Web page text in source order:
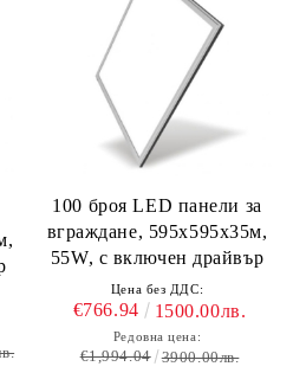
100 броя LED панели за
вграждане, 595х595х35м,
55W, с включен драйвър
Цена без ДДС:
€766.94 1500.00лв.
Редовна цена:
€1,994.04 3900.00лв.